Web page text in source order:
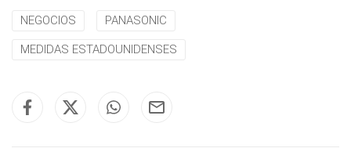
NEGOCIOS PANASONIC
MEDIDAS ESTADOUNIDENSES